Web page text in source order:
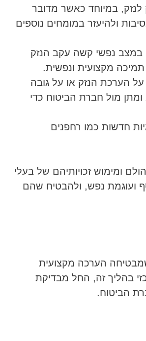
במיוחד כאשר מדובר
ולהיעזר במומחים נוספים
במצב נפשי קשה עקב הנזק
מקצועית ונפשית.
הערכת הנזק או על גובה
מול חברת הביטוח כדי
חדשות כמו רחפנים
ומימוש זכויותיהם של בעלי
ועוגמת נפש, ולהבטיח שהם
הערכה מקצועית
בהליך זה, החל מבדיקת
הביטוח.